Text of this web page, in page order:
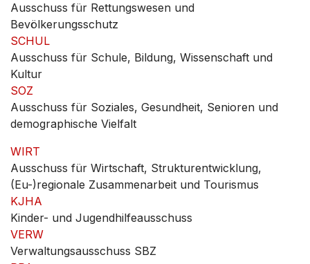
Ausschuss für Rettungswesen und
Bevölkerungsschutz
SCHUL
Ausschuss für Schule, Bildung, Wissenschaft und
Kultur
SOZ
Ausschuss für Soziales, Gesundheit, Senioren und
demographische Vielfalt
WIRT
Ausschuss für Wirtschaft, Strukturentwicklung,
(Eu-)regionale Zusammenarbeit und Tourismus
KJHA
Kinder- und Jugendhilfeausschuss
VERW
Verwaltungsausschuss SBZ